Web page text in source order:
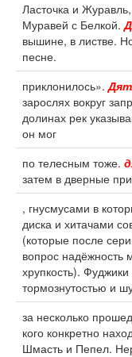
Ласточка и
Муравей с Белкой.
вышине, в листве.
песне.
приклонилось».
зарослях вокруг
долинах рек
он мог
по телесным тоже.
затем в дверные
, гнусмусами в
диска и хитачами
(которые после
вопрос надёжность
хрупкость).
тормознутостью и
за несколько
кого конкретно
Шмасть и Пепел.